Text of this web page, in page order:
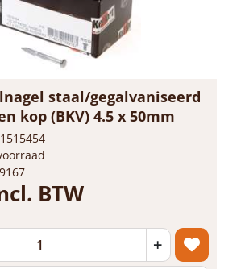
staal/gegalvaniseerd
kop (BKV) 4.5 x 50mm
BTW
+